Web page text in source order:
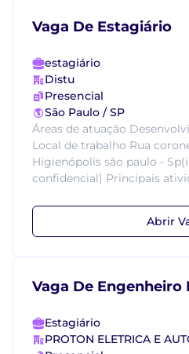
Vaga De Estagiário
estagiário
Distu
Presencial
São Paulo / SP
Áreas de atuação
Local de trabalho Rua
Higienópolis são paulo -
confidencial) Principais
Abrir
Vaga De Engenheiro
Estagiário
PROTON ELETRICA E